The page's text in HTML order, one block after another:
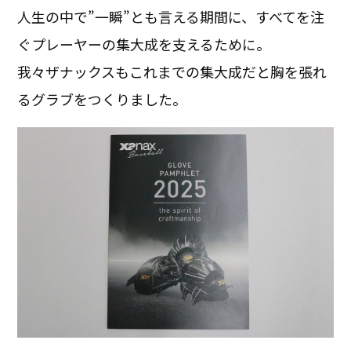
人生の中で”一瞬”とも言える期間に、すべてを注
ぐプレーヤーの集大成を支えるために。
我々ザナックスもこれまでの集大成だと胸を張れ
るグラブをつくりました。